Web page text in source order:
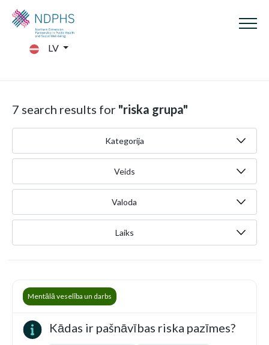
LV
7 search results for "riska grupa"
Kategorija
Veids
Valoda
Laiks
Kādas ir pašnāvības riska pazīmes?
Mentālā veselība un darbs